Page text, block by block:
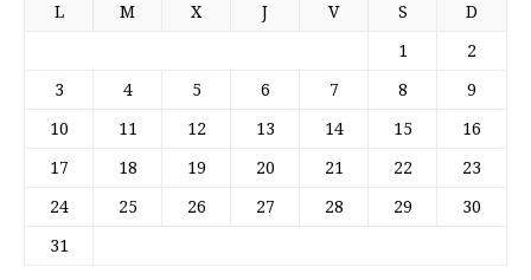
L M X J V S D
1 2
3 4 5 6 7 8 9
10 11 12 13 14 15 16
17 18 19 20 21 22 23
24 25 26 27 28 29 30
31